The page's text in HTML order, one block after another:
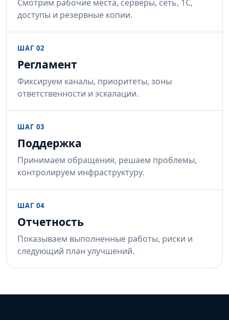
Смотрим рабочие места, серверы, сеть, 1С,
доступы и резервные копии.
ШАГ 02
Регламент
Фиксируем каналы, приоритеты, зоны
ответственности и эскалации.
ШАГ 03
Поддержка
Принимаем обращения, решаем проблемы,
контролируем инфраструктуру.
ШАГ 04
Отчетность
Показываем выполненные работы, риски и
следующий план улучшений.